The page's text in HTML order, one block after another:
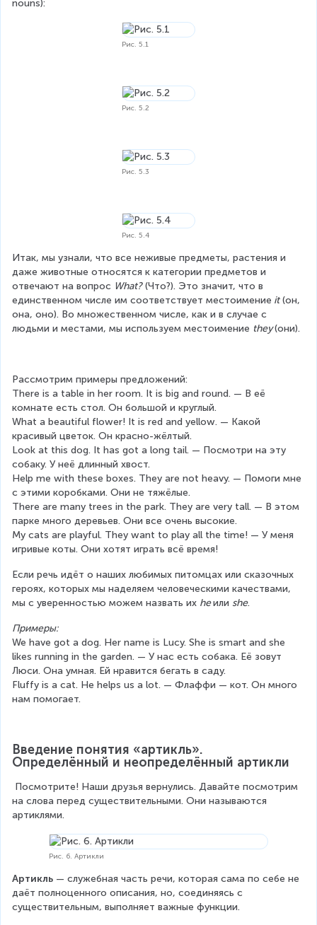
nouns):
Рис. 5.1
Рис. 5.2
Рис. 5.3
Рис. 5.4
Итак, мы узнали, что все неживые предметы, растения и
даже животные относятся к категории предметов и
отвечают на вопрос What? (Что?). Это значит, что в
единственном числе им соответствует местоимение it (он,
она, оно). Во множественном числе, как и в случае с
людьми и местами, мы используем местоимение they (они).
Рассмотрим примеры предложений:
There is a table in her room. It is big and round. — В её
комнате есть стол. Он большой и круглый.
What a beautiful flower! It is red and yellow. — Какой
красивый цветок. Он красно-жёлтый.
Look at this dog. It has got a long tail. — Посмотри на эту
собаку. У неё длинный хвост.
Help me with these boxes. They are not heavy. — Помоги мне
с этими коробками. Они не тяжёлые.
There are many trees in the park. They are very tall. — В этом
парке много деревьев. Они все очень высокие.
My cats are playful. They want to play all the time! — У меня
игривые коты. Они хотят играть всё время!
Если речь идёт о наших любимых питомцах или сказочных
героях, которых мы наделяем человеческими качествами,
мы с уверенностью можем назвать их he или she.
Примеры:
We have got a dog. Her name is Lucy. She is smart and she
likes running in the garden. — У нас есть собака. Её зовут
Люси. Она умная. Ей нравится бегать в саду.
Fluffy is a cat. He helps us a lot. — Флаффи — кот. Он много
нам помогает.
Введение понятия «артикль».
Определённый и неопределённый артикли
Посмотрите! Наши друзья вернулись. Давайте посмотрим
на слова перед существительными. Они называются
артиклями.
Рис. 6. Артикли
Артикль — служебная часть речи, которая сама по себе не
даёт полноценного описания, но, соединяясь с
существительным, выполняет важные функции.